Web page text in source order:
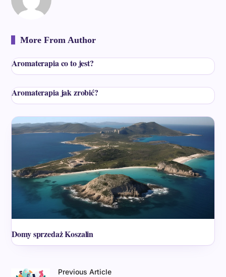
More From Author
Aromaterapia co to jest?
Aromaterapia jak zrobić?
Domy sprzedaż Koszalin
Previous Article